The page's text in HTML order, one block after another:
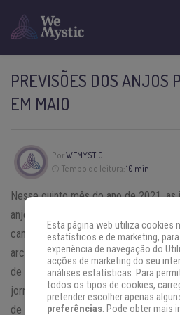
PREVISÕES DOS ANJOS
EM MAIO
PorWEMYSTIC
Tempo de leitura:10 min
Nesse quinto mês do ano de 2021,
anjos regentes indicam uma influência
caminho de todos os signos do
arcanjos traz consigo mensagens
de muito sucesso, paz e boas-novas
jornada ao longo desse período. Com
de segurança financeira, estabilidade
Esta página web utiliza cookies
estatísticos e de marketing,
experiência de navegação do
acções de marketing do seu
análises estatísticas. Para
todos os tipos de cookies,
pretender escolher apenas
preferências. Pode obter mais